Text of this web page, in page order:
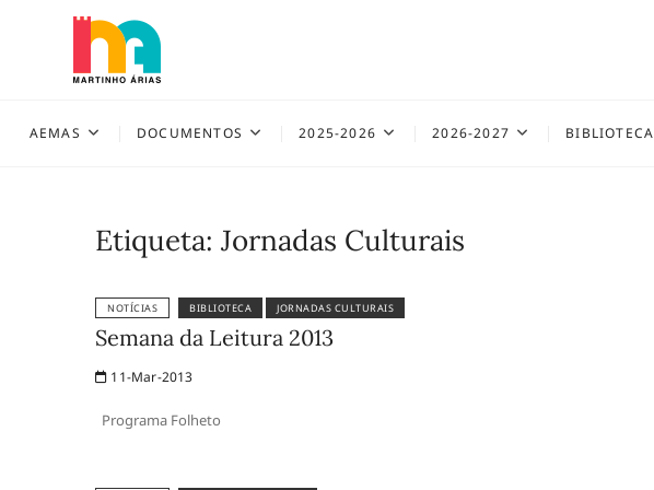
AEMAS DOCUMENTOS 2025-2026 2026-2027 BIBLIOTECA
Etiqueta: Jornadas Culturais
NOTÍCIAS BIBLIOTECA JORNADAS CULTURAIS
Semana da Leitura 2013
11-Mar-2013
Programa Folheto